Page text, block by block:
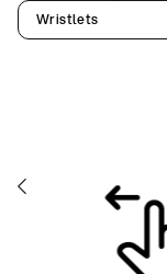
Wristlets